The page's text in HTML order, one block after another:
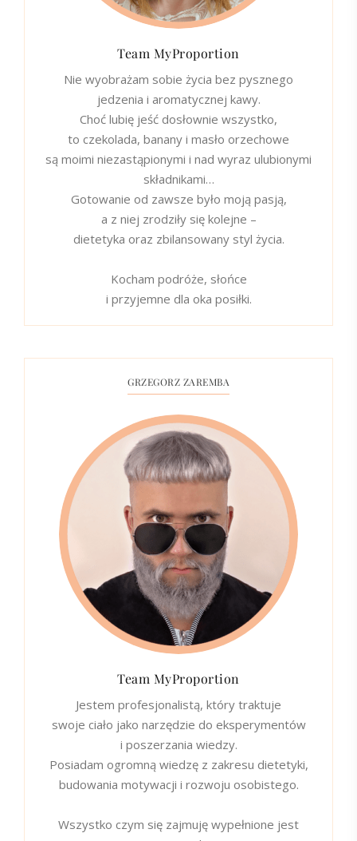
Team MyProportion
Nie wyobrażam sobie życia bez pysznego
jedzenia i aromatycznej kawy.
Choć lubię jeść dosłownie wszystko,
to czekolada, banany i masło orzechowe
są moimi niezastąpionymi i nad wyraz ulubionymi
składnikami…
Gotowanie od zawsze było moją pasją,
a z niej zrodziły się kolejne –
dietetyka oraz zbilansowany styl życia.
Kocham podróże, słońce
i przyjemne dla oka posiłki.
GRZEGORZ ZAREMBA
Team MyProportion
Jestem profesjonalistą, który traktuje
swoje ciało jako narzędzie do eksperymentów
i poszerzania wiedzy.
Posiadam ogromną wiedzę z zakresu dietetyki,
budowania motywacji i rozwoju osobistego.
Wszystko czym się zajmuję wypełnione jest